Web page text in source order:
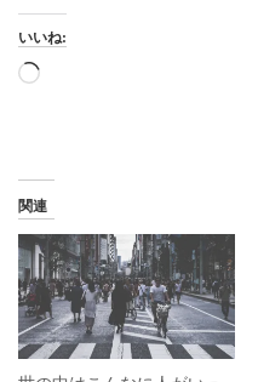
いいね:
読
関連